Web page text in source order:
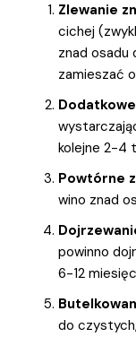
Zlewanie
cichej
znad osadu
zamieszać
kolejne 2-4
Powtórne
wino znad
powinno
6-12
do